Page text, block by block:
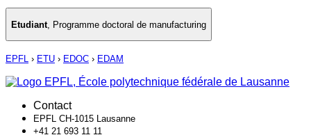
Etudiant Programme doctoral de manufacturing
EPFL › ETU › EDOC › EDAM
Contact
EPFL CH-1015 Lausanne
+41 21 693 11 11